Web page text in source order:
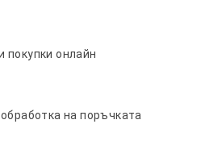
покупки онлайн
на поръчката